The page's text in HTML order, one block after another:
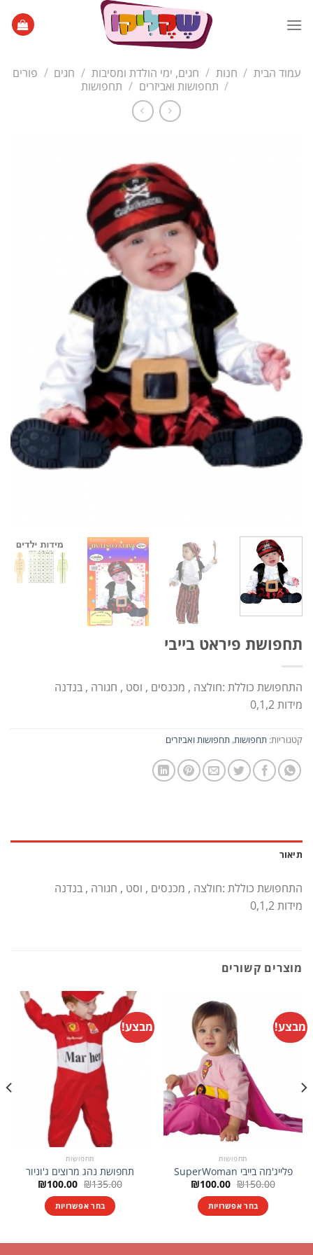
עמוד הבית / חנות / חגים, ימי הולדת ומסיבות / חגים / פורים
/ תחפושות ואביזרים / תחפושות
תחפושת פיראט בייבי
התחפושת כוללת :חולצה , מכנסים , וסט , חגורה , בנדנה
מידות 0,1,2
קטגוריות: תחפושות, תחפושות ואביזרים
תיאור
התחפושת כוללת :חולצה , מכנסים , וסט , חגורה , בנדנה
מידות 0,1,2
מוצרים קשורים
מבצע!
תחפושות
פלייג'מה בייבי SuperWoman
₪150.00 המחיר
המקורי
היה:
₪150.00.
₪100.00 המחיר
הנוכחי
בחר אפשרויות
מבצע!
תחפושות
תחפושת נהג מרוצים ג'וניור
₪135.00 המחיר
המקורי
היה:
₪135.00.
₪100.00 המחיר
הנוכחי
בחר אפשרויות